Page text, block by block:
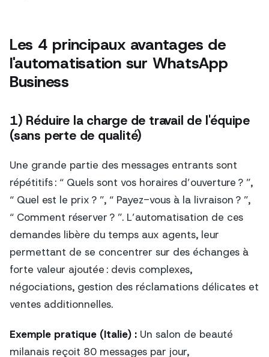
Les 4 principaux avantages de
l'automatisation sur WhatsApp
Business
1) Réduire la charge de travail de l'équipe
(sans perte de qualité)
Une grande partie des messages entrants sont
répétitifs : “ Quels sont vos horaires d’ouverture ? ”,
“ Quel est le prix ? ”, “ Payez-vous à la livraison ? ”,
“ Comment réserver ? ”. L’automatisation de ces
demandes libère du temps aux agents, leur
permettant de se concentrer sur des échanges à
forte valeur ajoutée : devis complexes,
négociations, gestion des réclamations délicates et
ventes additionnelles.
Exemple pratique (Italie) : Un salon de beauté
milanais reçoit 80 messages par jour,